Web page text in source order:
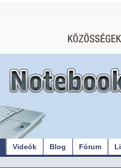
Videók Blog Fórum